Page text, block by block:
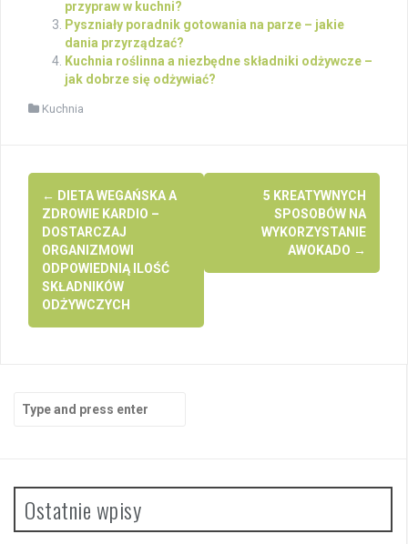
przypraw w kuchni?
Pyszniały poradnik gotowania na parze – jakie
dania przyrządzać?
Kuchnia roślinna a niezbędne składniki odżywcze –
jak dobrze się odżywiać?
Kuchnia
Post
navigation
← DIETA WEGAŃSKA A
ZDROWIE KARDIO –
DOSTARCZAJ
ORGANIZMOWI
ODPOWIEDNIĄ ILOŚĆ
SKŁADNIKÓW
ODŻYWCZYCH
5 KREATYWNYCH
SPOSOBÓW NA
WYKORZYSTANIE
AWOKADO →
for:
Ostatnie wpisy